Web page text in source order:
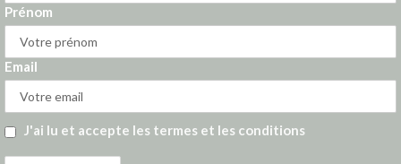
Prénom
Email
J'ai lu et accepte les termes et les conditions